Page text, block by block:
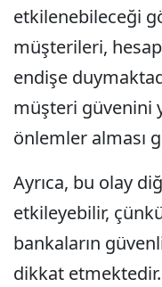
etkilenebileceği
müşterileri,
endişe
müşteri güvenini
önlemler alması
Ayrıca, bu olay
etkileyebilir,
bankaların
dikkat etmektedir.